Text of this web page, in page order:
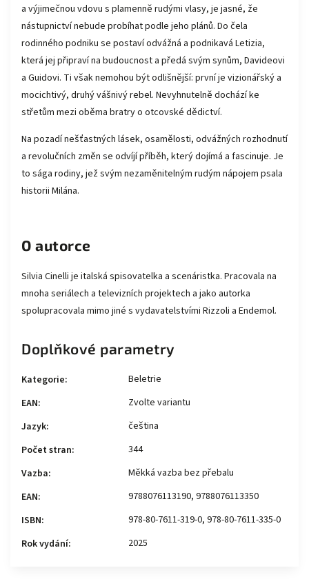
a výjimečnou vdovu s plamenně rudými vlasy, je jasné, že
nástupnictví nebude probíhat podle jeho plánů. Do čela
rodinného podniku se postaví odvážná a podnikavá Letizia,
která jej připraví na budoucnost a předá svým synům, Davideovi
a Guidovi. Ti však nemohou být odlišnější: první je vizionářský a
mocichtivý, druhý vášnivý rebel. Nevyhnutelně dochází ke
střetům mezi oběma bratry o otcovské dědictví.
Na pozadí nešťastných lásek, osamělosti, odvážných rozhodnutí
a revolučních změn se odvíjí příběh, který dojímá a fascinuje. Je
to sága rodiny, jež svým nezaměnitelným rudým nápojem psala
historii Milána.
O autorce
Silvia Cinelli je italská spisovatelka a scenáristka. Pracovala na
mnoha seriálech a televizních projektech a jako autorka
spolupracovala mimo jiné s vydavatelstvími Rizzoli a Endemol.
Doplňkové parametry
Kategorie:
Beletrie
EAN:
Zvolte variantu
Jazyk:
čeština
Počet stran:
344
Vazba:
Měkká vazba bez přebalu
EAN:
9788076113190, 9788076113350
ISBN:
978-80-7611-319-0, 978-80-7611-335-0
Rok vydání: 2025